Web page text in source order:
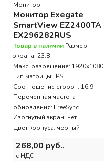
Монитор
Монитор Exegate
SmartView EZ2400TA
EX296282RUS
Товар в наличии Размер
экрана: 23.8 "
Макс. разрешение: 1920x1080
Тип матрицы: IPS
Соотношение сторон: 16:9
Переменная частота
обновления: FreeSync
Изогнутый экран: нет
Цвет корпуса: черный
268,00 руб..
c НДС